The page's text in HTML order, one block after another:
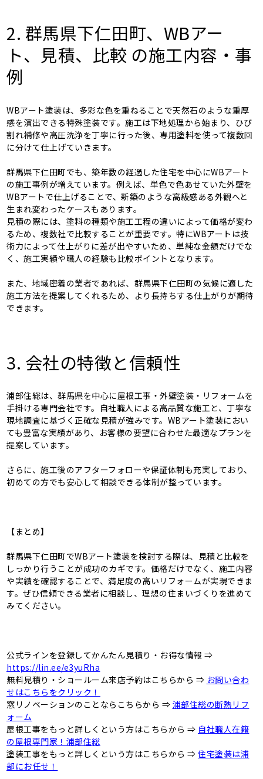
2. 群馬県下仁田町、WBアー
ト、見積、比較 の施工内容・事
例
WBアート塗装は、多彩な色を重ねることで天然石のような重厚
感を演出できる特殊塗装です。施工は下地処理から始まり、ひび
割れ補修や高圧洗浄を丁寧に行った後、専用塗料を使って複数回
に分けて仕上げていきます。
群馬県下仁田町でも、築年数の経過した住宅を中心にWBアート
の施工事例が増えています。例えば、単色で色あせていた外壁を
WBアートで仕上げることで、新築のような高級感ある外観へと
生まれ変わったケースもあります。
見積の際には、塗料の種類や施工工程の違いによって価格が変わ
るため、複数社で比較することが重要です。特にWBアートは技
術力によって仕上がりに差が出やすいため、単純な金額だけでな
く、施工実績や職人の経験も比較ポイントとなります。
また、地域密着の業者であれば、群馬県下仁田町の気候に適した
施工方法を提案してくれるため、より長持ちする仕上がりが期待
できます。
3. 会社の特徴と信頼性
浦部住総は、群馬県を中心に屋根工事・外壁塗装・リフォームを
手掛ける専門会社です。自社職人による高品質な施工と、丁寧な
現地調査に基づく正確な見積が強みです。WBアート塗装におい
ても豊富な実績があり、お客様の要望に合わせた最適なプランを
提案しています。
さらに、施工後のアフターフォローや保証体制も充実しており、
初めての方でも安心して相談できる体制が整っています。
【まとめ】
群馬県下仁田町でWBアート塗装を検討する際は、見積と比較を
しっかり行うことが成功のカギです。価格だけでなく、施工内容
や実績を確認することで、満足度の高いリフォームが実現できま
す。ぜひ信頼できる業者に相談し、理想の住まいづくりを進めて
みてください。
公式ラインを登録してかんたん見積り・お得な情報 ⇒
https://lin.ee/e3yuRha
無料見積り・ショールーム来店予約はこちらから ⇒ お問い合わ
せはこちらをクリック！
窓リノベーションのことならこちらから ⇒ 浦部住総の断熱リフ
ォーム
屋根工事をもっと詳しくという方はこちらから ⇒ 自社職人在籍
の屋根専門家！浦部住総
塗装工事をもっと詳しくという方はこちらから ⇒住宅塗装は浦
部にお任せ！